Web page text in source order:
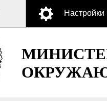
Настройки